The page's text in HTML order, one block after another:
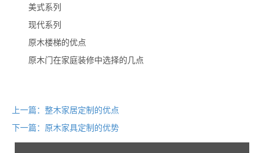
美式系列
现代系列
原木楼梯的优点
原木门在家庭装修中选择的几点
上一篇：整木家居定制的优点
下一篇：原木家具定制的优势